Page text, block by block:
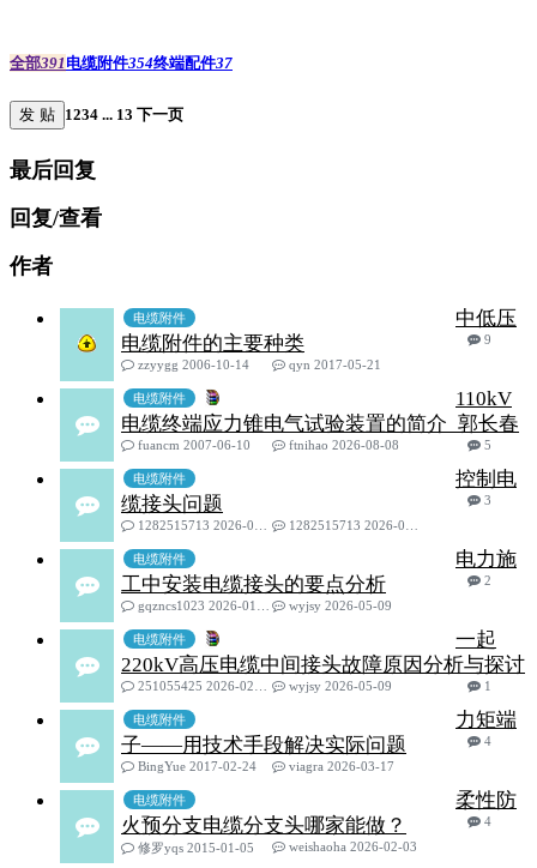
全部391 电缆附件354终端配件37
发 贴 1234 ... 13 下一页
最后回复
回复/查看
作者
电缆附件
中低压
电缆附件的主要种类
9
zzyygg 2006-10-14
qyn 2017-05-21
电缆附件
110kV
电缆终端应力锥电气试验装置的简介_郭长春
5
fuancm 2007-06-10 ftnihao 2026-08-08
电缆附件
控制电
缆接头问题
3
1282515713 2026-07-06
1282515713 2026-07-07
电缆附件
电力施
工中安装电缆接头的要点分析
2
gqzncs1023 2026-01-14
wyjsy 2026-05-09
电缆附件
一起
220kV高压电缆中间接头故障原因分析与探讨
1
251055425 2026-02-13 wyjsy 2026-05-09
电缆附件
力矩端
子——用技术手段解决实际问题
4
BingYue 2017-02-24
viagra 2026-03-17
电缆附件
柔性防
火预分支电缆分支头哪家能做？
4
修罗yqs 2015-01-05
weishaoha 2026-02-03